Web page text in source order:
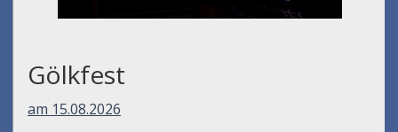
Gölkfest
am 15.08.2026